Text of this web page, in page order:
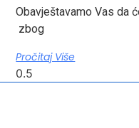
Obavještavamo Vas da
zbog
Pročitaj Više